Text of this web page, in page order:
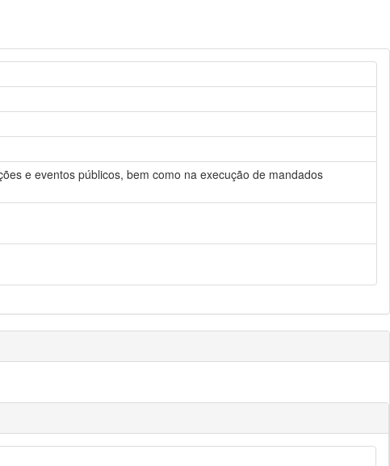
e eventos públicos, bem como na execução de mandados